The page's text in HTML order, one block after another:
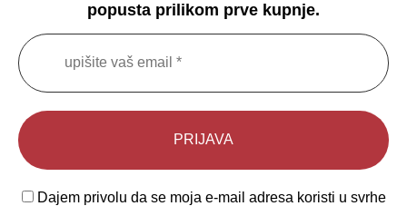
popusta prilikom prve kupnje.
Dajem privolu da se moja e-mail adresa koristi u svrhe